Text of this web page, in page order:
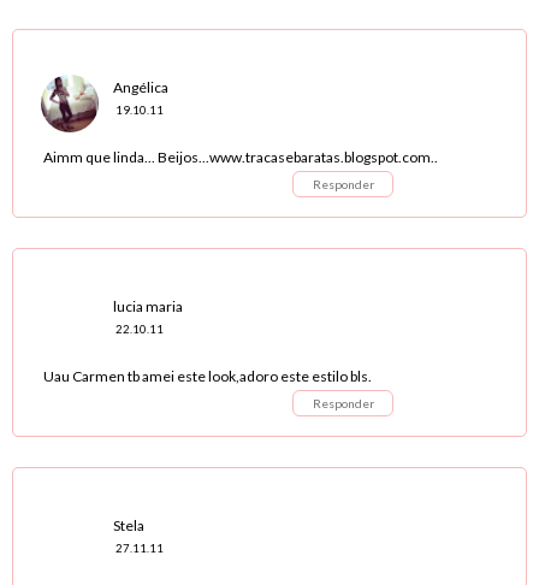
Angélica
19.10.11
Aimm que linda... Beijos...www.tracasebaratas.blogspot.com..
Responder
lucia maria
22.10.11
Uau Carmen tb amei este look,adoro este estilo bls.
Responder
Stela
27.11.11